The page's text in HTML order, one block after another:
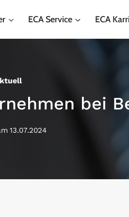
ECA Service ECA
bei
13.07.2024